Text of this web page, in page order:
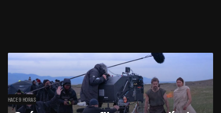
HACE 9 HORAS